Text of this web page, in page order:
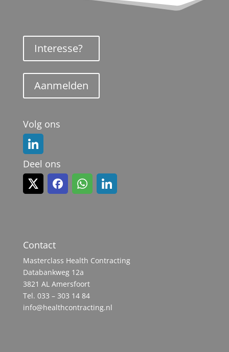
Interesse?
Aanmelden
Volg ons
Deel ons
Contact
Masterclass Health Contracting
Databankweg 12a
3821 AL Amersfoort
Tel. 033 – 303 14 84
info@healthcontracting.nl